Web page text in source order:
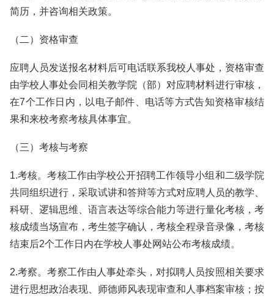
简历，并咨询相关政策。
（二）资格审查
应聘人员发送报名材料后可电话联系我校人事处，资格审查
由学校人事处会同相关教学院（部）对应聘材料进行审核，
在7个工作日内，以电子邮件、电话等方式告知资格审核结
果和来校考察考核具体事宜。
（三）考核与考察
1.考核。考核工作由学校公开招聘工作领导小组和二级学院
共同组织进行，采取试讲和答辩等方式对应聘人员的教学、
科研、逻辑思维、语言表达等综合能力等进行量化考核，考
核成绩当场宣布，考生签字确认，考核全程录音录像，考核
结束后2个工作日内在学校人事处网站公布考核成绩。
2.考察。考察工作由人事处牵头，对拟聘人员按照相关要求
进行思想政治表现、师德师风表现审查和人事档案审核；按